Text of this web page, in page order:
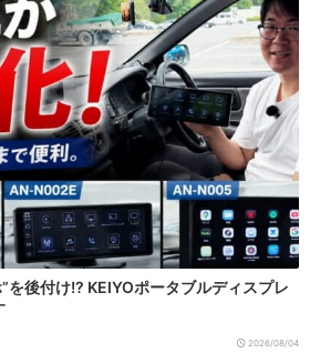
を後付け!? KEIYOポータブルディスプレ
2026/08/04